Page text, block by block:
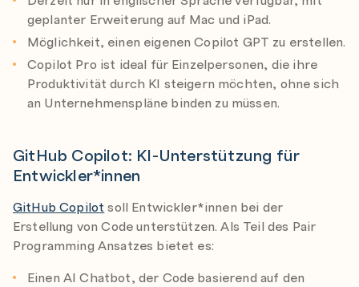
geplanter Erweiterung auf Mac und iPad.
Möglichkeit, einen eigenen Copilot GPT zu erstellen.
Copilot Pro ist ideal für Einzelpersonen, die ihre
Produktivität durch KI steigern möchten, ohne sich
an Unternehmenspläne binden zu müssen.
GitHub Copilot: KI-Unterstützung für
Entwickler*innen
GitHub Copilot soll Entwickler*innen bei der
Erstellung von Code unterstützen. Als Teil des Pair
Programming Ansatzes bietet es:
Einen AI Chatbot, der Code basierend auf den